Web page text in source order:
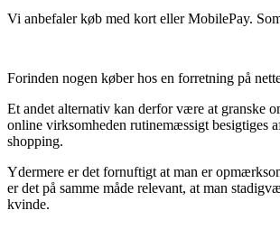
Vi anbefaler køb med kort eller MobilePay.
Forinden nogen køber hos en forretning på
Et andet alternativ kan derfor være at granske
online virksomheden rutinemæssigt besigtiges
shopping.
Ydermere er det fornuftigt at man er
er det på samme måde relevant, at man
kvinde.